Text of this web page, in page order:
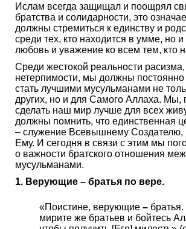
Ислам всегда защищал и поощрял
братства и солидарности, это
должны стремиться к единству и
среди тех, кто находится в умме, но
любовь и уважение ко всем тем, кто
Среди жестокой реальности расизма,
нетерпимости, мы должны постоянно
стать лучшими мусульманами не
других, но и для Самого Аллаха. Мы,
сделать наш мир лучше для всех
должны помнить, что единственная
– служение Всевышнему Создателю,
Ему. И сегодня в связи с этим мы
о важности братского отношения
мусульманами.
1. Верующие – братья по вере.
«Поистине, верующие – братья.
мирите же братьев и бойтесь